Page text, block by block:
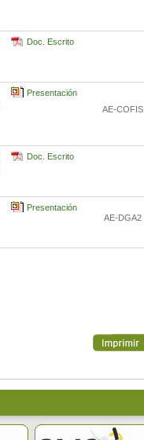
Doc. Escrito
Presentación
AE-COFIS
Doc. Escrito
Presentación
AE-DGA2